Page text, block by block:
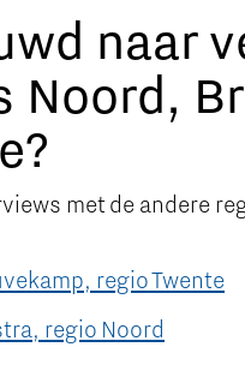
naar
Noord,
met de andere
regio Twente
regio Noord